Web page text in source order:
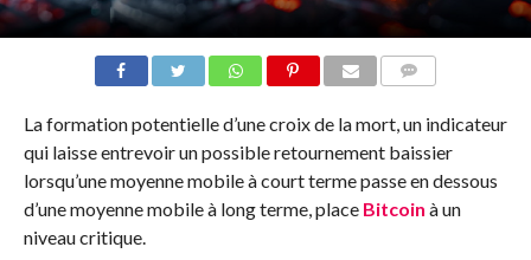
La formation potentielle d’une croix de la mort, un indicateur
qui laisse entrevoir un possible retournement baissier
lorsqu’une moyenne mobile à court terme passe en dessous
d’une moyenne mobile à long terme, place Bitcoin à un
niveau critique.